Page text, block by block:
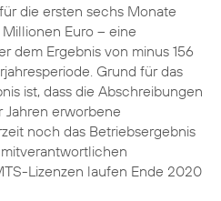
für die ersten sechs Monate
Euro – eine
dem Ergebnis von minus 156
Grund für das
ist, dass die Abschreibungen
erworbene
noch das Betriebsergebnis
Lizenzen laufen Ende 2020